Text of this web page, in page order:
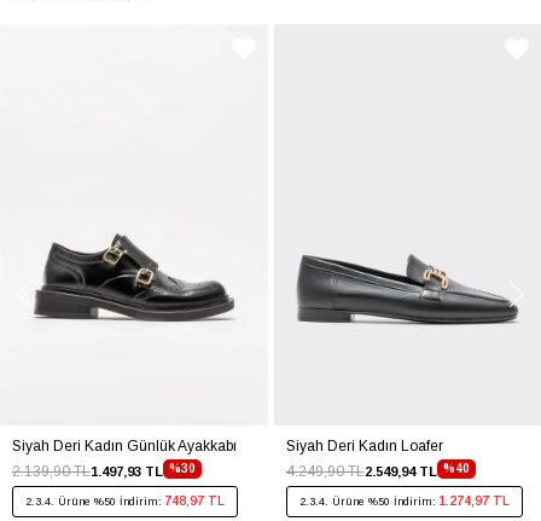
Siyah Deri Kadın Günlük Ayakkabı
%30
1.497,93 TL
2.139,90 TL
2.3.4. Ürüne %50 İndirim: 748,97 TL
Siyah Deri Kadın Loafer
%40
2.549,94 TL
4.249,90 TL
2.3.4. Ürüne %50 İndirim: 1.274,97 TL